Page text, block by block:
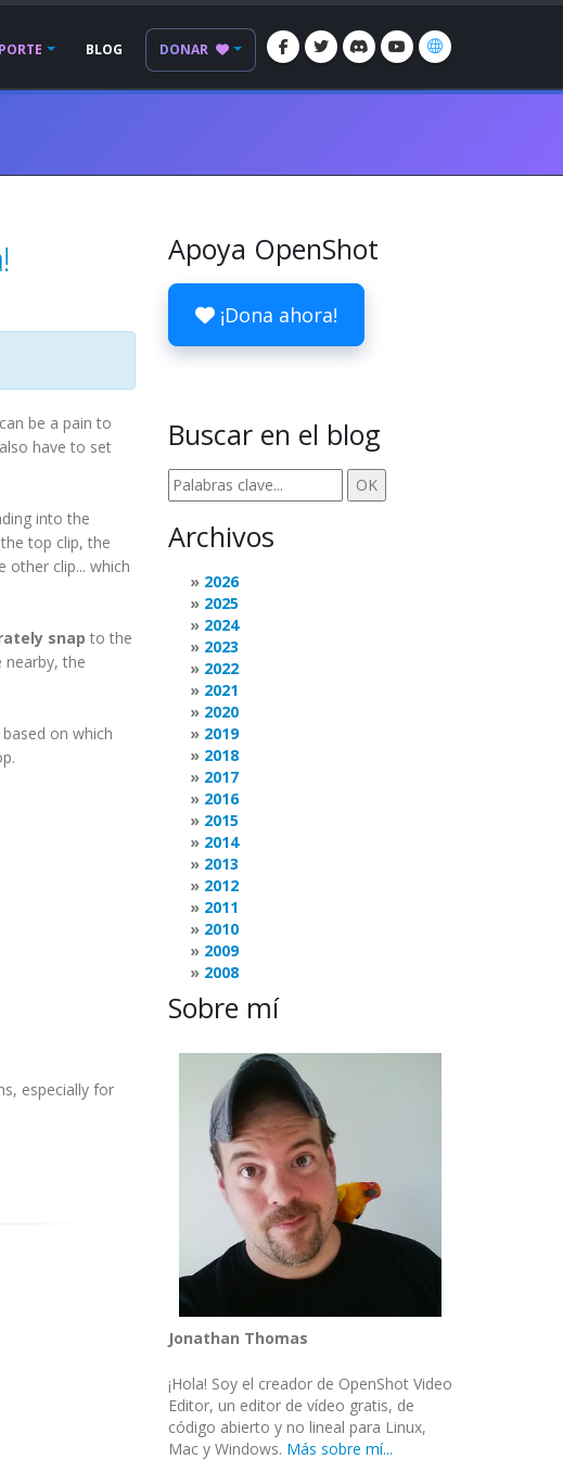
BLOG DONAR
be a pain to
have to set
into the
top clip, the
other clip... which
snap to the
nearby, the
on which
especially for
Apoya OpenShot
¡Dona ahora!
Buscar en el blog
Archivos
2026
2025
2024
2023
2022
2021
2020
2019
2018
2017
2016
2015
2014
2013
2012
2011
2010
2009
2008
Sobre mí
Jonathan Thomas
¡Hola! Soy el creador de OpenShot Video
Editor, un editor de vídeo gratis, de
código abierto y no lineal para Linux,
Mac y Windows. Más sobre mí...